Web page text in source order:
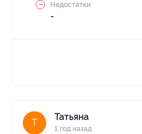
Недостатки
-
Т
Татьяна
1 год назад